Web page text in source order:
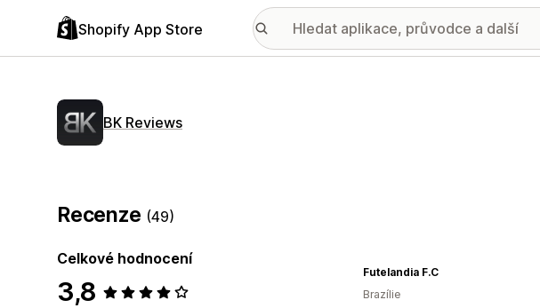
Shopify App Store
BK Reviews
Recenze (49)
Celkové hodnocení
3,8
Futelandia F.C
Brazílie